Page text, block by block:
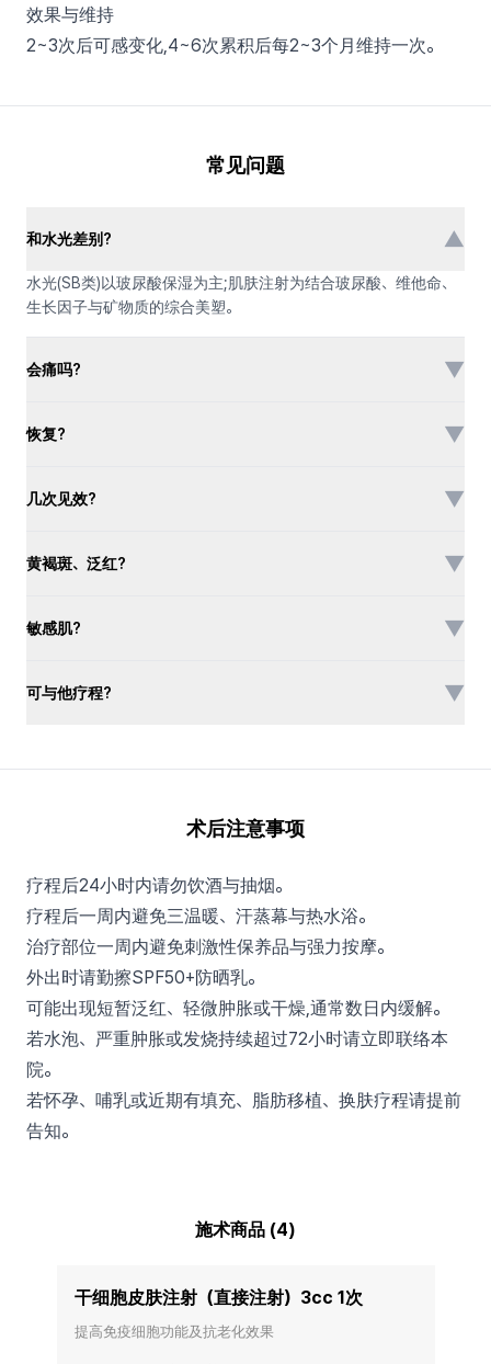
效果与维持
2~3次后可感变化,4~6次累积后每2~3个月维持一次。
常见问题
和水光差别? ▼
水光(SB类)以玻尿酸保湿为主;肌肤注射为结合玻尿酸、维他命、
生长因子与矿物质的综合美塑。
会痛吗? ▼
恢复? ▼
几次见效? ▼
黄褐斑、泛红? ▼
敏感肌? ▼
可与他疗程? ▼
术后注意事项
疗程后24小时内请勿饮酒与抽烟。
疗程后一周内避免三温暖、汗蒸幕与热水浴。
治疗部位一周内避免刺激性保养品与强力按摩。
外出时请勤擦SPF50+防晒乳。
可能出现短暂泛红、轻微肿胀或干燥,通常数日内缓解。
若水泡、严重肿胀或发烧持续超过72小时请立即联络本
院。
若怀孕、哺乳或近期有填充、脂肪移植、换肤疗程请提前
告知。
施术商品 (4)
干细胞皮肤注射（直接注射）3cc 1次
提高免疫细胞功能及抗老化效果